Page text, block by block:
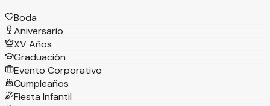
Boda
Aniversario
XV Años
Graduación
Evento Corporativo
Cumpleaños
Fiesta Infantil